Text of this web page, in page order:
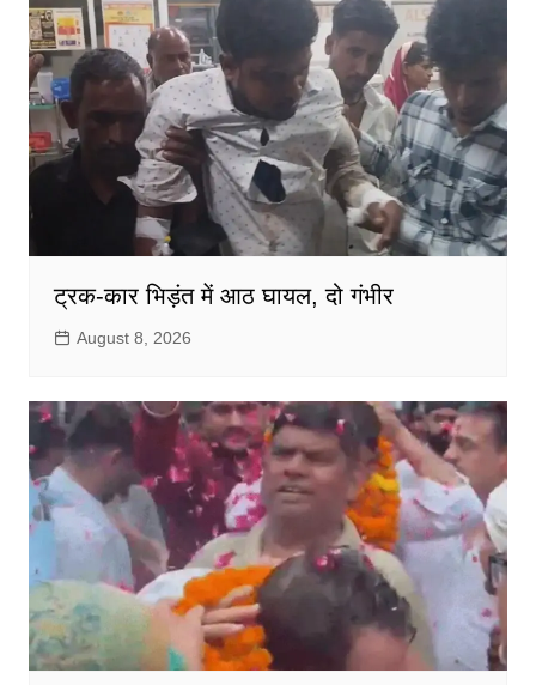
ट्रक-कार भिड़ंत में आठ घायल, दो गंभीर
August 8, 2026